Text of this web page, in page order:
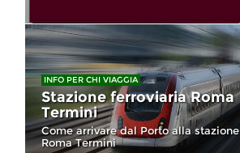
INFO PER CHI VIAGGIA
Stazione ferroviaria Roma
Termini
Come arrivare dal Porto alla stazione
Roma Termini